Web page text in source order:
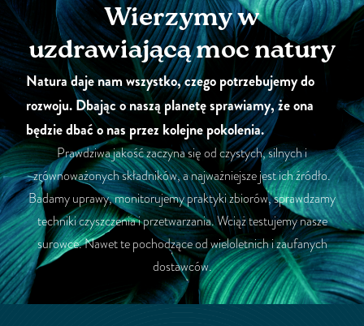
Wierzymy w
uzdrawiającą moc natury
Natura daje nam wszystko, czego potrzebujemy do
rozwoju. Dbając o naszą planetę sprawiamy, że ona
będzie dbać o nas przez kolejne pokolenia.
Prawdziwa jakość zaczyna się od czystych, silnych i
zrównoważonych składników, a najważniejsze jest ich źródło.
Badamy uprawy, monitorujemy praktyki zbiorów, sprawdzamy
techniki czyszczenia i przetwarzania. Wciąż testujemy nasze
surowce. Nawet te pochodzące od wieloletnich i zaufanych
dostawców.